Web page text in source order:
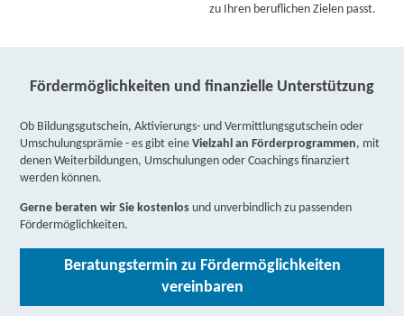
zu Ihren beruflichen Zielen passt.
Fördermöglichkeiten und finanzielle Unterstützung
Ob Bildungsgutschein, Aktivierungs- und Vermittlungsgutschein oder
Umschulungsprämie - es gibt eine Vielzahl an Förderprogrammen, mit
denen Weiterbildungen, Umschulungen oder Coachings finanziert
werden können.
Gerne beraten wir Sie kostenlos und unverbindlich zu passenden
Fördermöglichkeiten.
Beratungstermin zu Fördermöglichkeiten
vereinbaren